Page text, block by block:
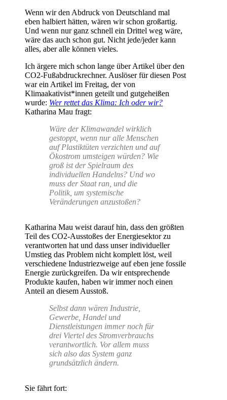
Wenn wir den Abdruck von Deutschland mal
eben halbiert hätten, wären wir schon großartig.
Und wenn nur ganz schnell ein Drittel weg wäre,
wäre das auch schon gut. Nicht jede/jeder kann
alles, aber alle können vieles.
Ich ärgere mich schon lange über Artikel über den
CO2-Fußabdruckrechner. Auslöser für diesen Post
war ein Artikel im Freitag, der von
Klimaakativist*innen geteilt und gutgeheißen
wurde: Wer rettet das Klima: Ich oder wir?
Katharina Mau fragt:
Wäre der Klimawandel wirklich
gestoppt, wenn nur alle Menschen
auf Plastiktüten verzichten und auf
Ökostrom umsteigen würden? Wie
groß ist der Spielraum des
individuellen Handelns? Und wo
muss der Staat ran, und die
Politik, um systemische
Veränderungen anzustoßen?
Katharina Mau weist darauf hin, dass den größten
Teil des CO2-Ausstoßes der Energiesektor zu
verantworten hat und dass unser individueller
Umstieg das Problem nicht komplett löst, weil
verschiedene Industriezweige auf eben jene fossile
Energie zurückgreifen. Da wir entsprechende
Produkte kaufen, haben wir immer noch einen
Anteil an diesem Ausstoß.
Selbst dann wären Industrie,
Gewerbe, Handel und
Dienstleistungen immer noch für
drei Viertel des Stromverbrauchs
verantwortlich. Vor allem muss
sich also das System ganz
grundsätzlich ändern.
Sie fährt fort: